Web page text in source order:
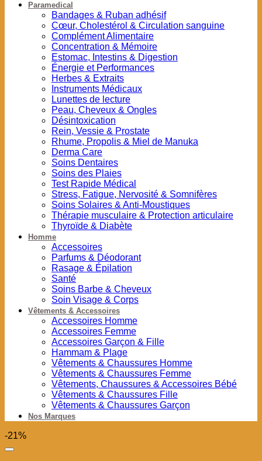
Paramedical
Bandages & Ruban adhésif
Cœur, Cholestérol & Circulation sanguine
Complément Alimentaire
Concentration & Mémoire
Estomac, Intestins & Digestion
Énergie et Performances
Herbes & Extraits
Instruments Médicaux
Lunettes de lecture
Peau, Cheveux & Ongles
Désintoxication
Rein, Vessie & Prostate
Rhume, Propolis & Miel de Manuka
Derma Care
Soins Dentaires
Soins des Plaies
Test Rapide Médical
Stress, Fatigue, Nervosité & Somnifères
Soins Solaires & Anti-Moustiques
Thérapie musculaire & Protection articulaire
Thyroïde & Diabète
Homme
Accessoires
Parfums & Déodorant
Rasage & Épilation
Santé
Soins Barbe & Cheveux
Soin Visage & Corps
Vêtements & Accessoires
Accessoires Homme
Accessoires Femme
Accessoires Garçon & Fille
Hammam & Plage
Vêtements & Chaussures Homme
Vêtements & Chaussures Femme
Vêtements, Chaussures & Accessoires Bébé
Vêtements & Chaussures Fille
Vêtements & Chaussures Garçon
Nos Marques
-21%